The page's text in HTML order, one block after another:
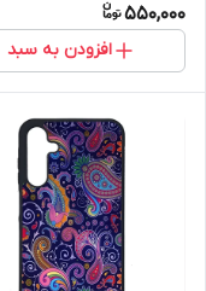
5G
550,000
افزودن به سبد